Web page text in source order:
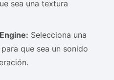
sea una textura
Selecciona una
que sea un sonido